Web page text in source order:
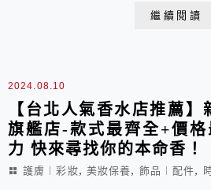
繼續閱讀
2024.08.10
【台北人氣香水店推薦
旗艦店-款式最齊全+價
力 快來尋找你的本命香！
護膚︱彩妝, 美妝保養, 飾品︱配件,